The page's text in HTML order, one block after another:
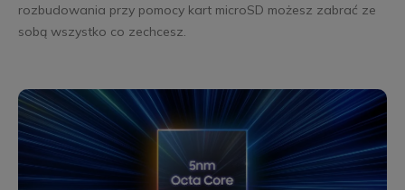
rozbudowania przy pomocy kart microSD możesz zabrać ze
sobą wszystko co zechcesz.